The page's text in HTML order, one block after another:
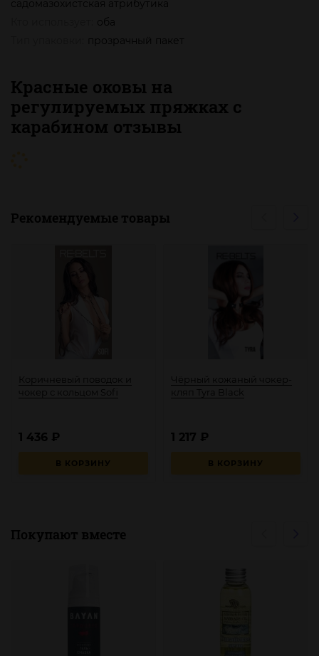
садомазохистская атрибутика
оба
прозрачный пакет
Красные оковы на
регулируемых пряжках с
карабином отзывы
Рекомендуемые товары
Коричневый поводок и
чокер с кольцом Sofi
В КОРЗИНУ
1 436 ₽
Чёрный кожаный чокер-
кляп Tyra Black
В КОРЗИНУ
1 217 ₽
Покупают вместе